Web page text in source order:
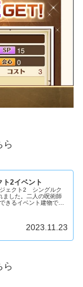
ら
ト2イベント
ェクト2 シングルク
ました。二人の呪術師
きるイベント建物で
2023.11.23
ら